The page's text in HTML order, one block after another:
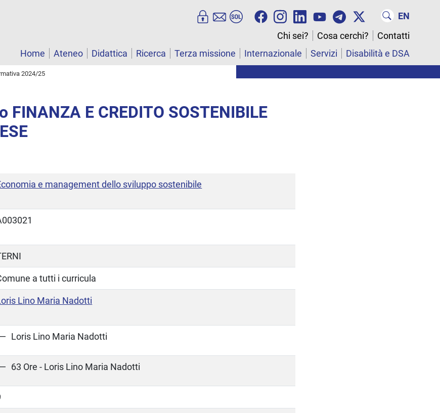
EN
Chi sei?
Cosa cerchi?
Contatti
Home
Ateneo Didattica Ricerca Terza missione Internazionale Servizi Disabilità e DSA
2024/25
FINANZA E CREDITO SOSTENIBILE
e management dello sviluppo sostenibile
a tutti i curricula
Lino Maria Nadotti
Loris Lino Maria Nadotti
63 Ore - Loris Lino Maria Nadotti